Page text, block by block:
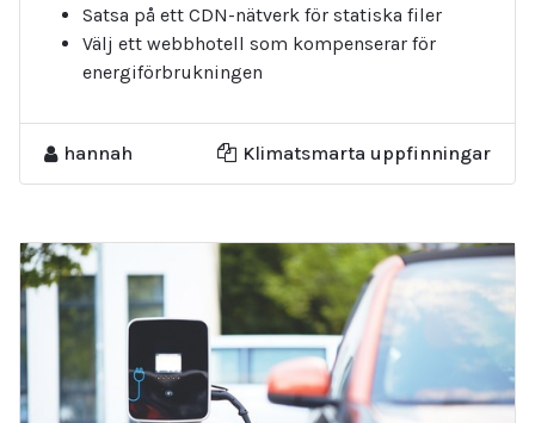
Satsa på ett CDN-nätverk för statiska filer
Välj ett webbhotell som kompenserar för
energiförbrukningen
hannah Klimatsmarta uppfinningar